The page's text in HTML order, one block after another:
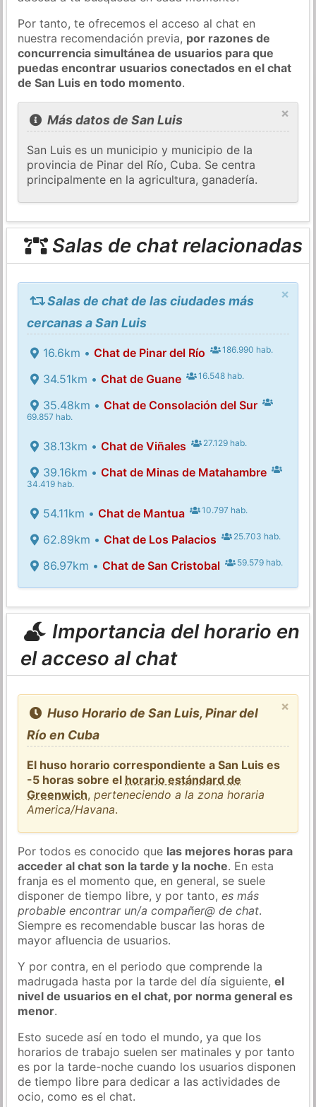
Por tanto, te ofrecemos el acceso al chat en
nuestra recomendación previa, por razones de
concurrencia simultánea de usuarios para que
puedas encontrar usuarios conectados en el chat
de San Luis en todo momento.
×
Más datos de San Luis
San Luis es un municipio y municipio de la
provincia de Pinar del Río, Cuba. Se centra
principalmente en la agricultura, ganadería.
Salas de chat relacionadas
×
Salas de chat de las ciudades más
cercanas a San Luis
16.6km • Chat de Pinar del Río 186.990 hab.
34.51km • Chat de Guane 16.548 hab.
35.48km • Chat de Consolación del Sur
69.857 hab.
38.13km • Chat de Viñales 27.129 hab.
39.16km • Chat de Minas de Matahambre
34.419 hab.
54.11km • Chat de Mantua 10.797 hab.
62.89km • Chat de Los Palacios 25.703 hab.
86.97km • Chat de San Cristobal 59.579 hab.
Importancia del horario en
el acceso al chat
×
Huso Horario de San Luis, Pinar del
Río en Cuba
El huso horario correspondiente a San Luis es
-5 horas sobre el horario estándard de
Greenwich,perteneciendo a la zona horaria
America/Havana.
Por todos es conocido que las mejores horas para
acceder al chat son la tarde y la noche. En esta
franja es el momento que, en general, se suele
disponer de tiempo libre, y por tanto,es más
probable encontrar un/a compañer@ de chat.
Siempre es recomendable buscar las horas de
mayor afluencia de usuarios.
Y por contra, en el periodo que comprende la
madrugada hasta por la tarde del día siguiente,el
nivel de usuarios en el chat, por norma general es
menor.
Esto sucede así en todo el mundo, ya que los
horarios de trabajo suelen ser matinales y por tanto
es por la tarde-noche cuando los usuarios disponen
de tiempo libre para dedicar a las actividades de
ocio, como es el chat.